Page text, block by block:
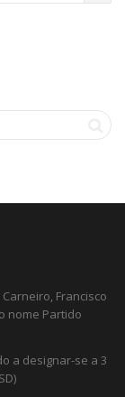
Francisco
nome Partido
a designar-se a 3